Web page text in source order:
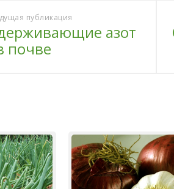
публикация
азот
почве